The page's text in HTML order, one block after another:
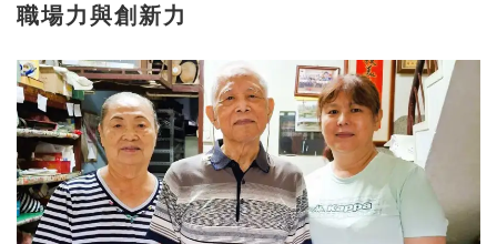
職場力與創新力